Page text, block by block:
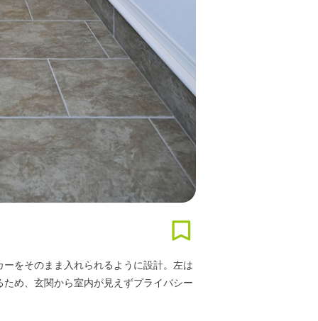
をそのまま入れられるように設計。左は
め、玄関から室内が見えずプライバシー